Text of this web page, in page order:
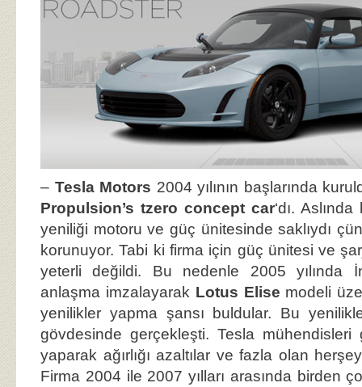
– Tesla Motors 2004 yılının başlarında
Propulsion’s tzero concept car‘dı.
yeniliği motoru ve güç ünitesinde saklıydı
korunuyor. Tabi ki firma için güç ünitesi ve
yeterli değildi. Bu nedenle 2005 yılında
anlaşma imzalayarak Lotus Elise modeli
yenilikler yapma şansı buldular. Bu
gövdesinde gerçekleşti. Tesla mühendisleri
yaparak ağırlığı azaltılar ve fazla olan
Firma 2004 ile 2007 yılları arasında birden